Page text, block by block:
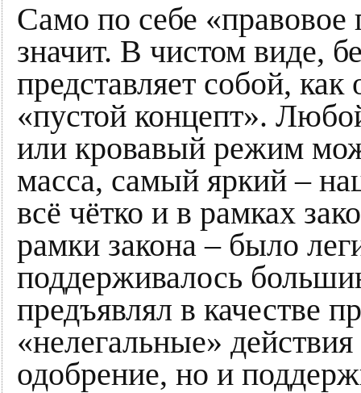
Само по себе «правовое
значит. В чистом виде,
представляет собой,
«пустой концепт».
или кровавый режим
масса, самый яркий –
всё чётко и в рамках
рамки закона – было
поддерживалось
предъявлял в качестве
«нелегальные»
одобрение, но и